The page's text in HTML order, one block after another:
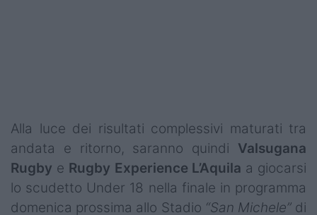
Alla luce dei risultati complessivi maturati tra
andata e ritorno, saranno quindi Valsugana
Rugby e Rugby Experience L’Aquila a giocarsi
lo scudetto Under 18 nella finale in programma
domenica prossima allo Stadio “San Michele”di